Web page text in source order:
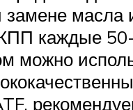
замене масла
каждые
можно